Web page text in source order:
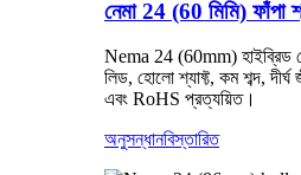
নেমা 24 (60 মিমি) ফাঁপা
Nema 24 (60mm) হাইব্রিড
লিড, হোলো শ্যাফ্ট, কম শব্দ, দীর্ঘ
এবং RoHS প্রত্যয়িত।
অনুসন্ধানবিস্তারিত